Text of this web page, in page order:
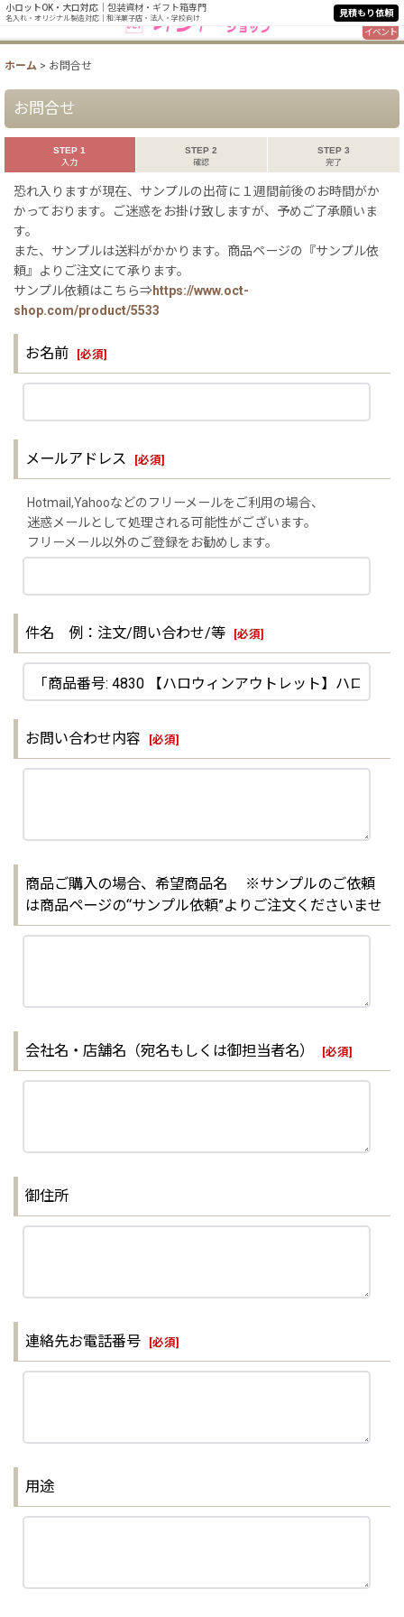
小ロットOK・大口対応 ｜包装資材・ギフト箱専門
名入れ・オリジナル製造対応｜和洋菓子店・法人・学校向け
見積もり依頼
イベント
ホーム > お問合せ
お問合せ
STEP 1
入力
STEP 2
確認
STEP 3
完了
恐れ入りますが現在、サンプルの出荷に１週間前後のお時間がか
かっております。ご迷惑をお掛け致しますが、予めご了承願いま
す。
また、サンプルは送料がかかります。商品ページの『サンプル依
頼』よりご注文にて承ります。
サンプル依頼はこちら⇒https://www.oct-
shop.com/product/5533
お名前 [必須]
メールアドレス [必須]
Hotmail,Yahooなどのフリーメールをご利用の場合、
迷惑メールとして処理される可能性がございます。
フリーメール以外のご登録をお勧めします。
件名 例：注文/問い合わせ/等 [必須]
お問い合わせ内容 [必須]
商品ご購入の場合、希望商品名 ※サンプルのご依頼
は商品ページの“サンプル依頼”よりご注文くださいませ
会社名・店舗名（宛名もしくは御担当者名） [必須]
御住所
連絡先お電話番号 [必須]
用途